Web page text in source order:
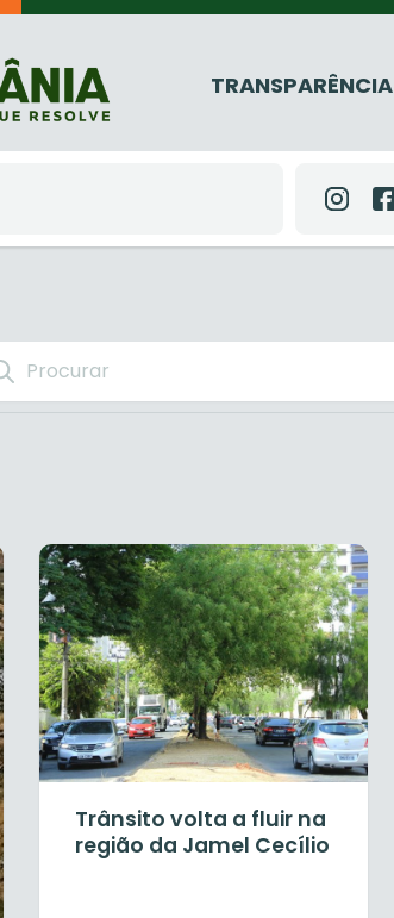
TRANSPARÊNCIA
Trânsito volta a fluir na
região da Jamel Cecílio